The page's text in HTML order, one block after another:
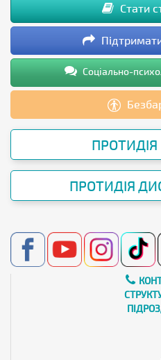
Стати
Соціально-
ПРОТИДІЯ
ПРОТИДІЯ